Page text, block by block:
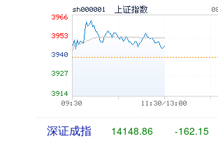
深证成指 14148.86 -162.15